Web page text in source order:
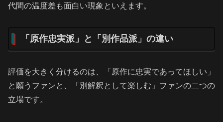
代間の温度差も面白い現象といえます。
「原作忠実派」と「別作品派」の違い
評価を大きく分けるのは、「原作に忠実であってほしい」
と願うファンと、「別解釈として楽しむ」ファンの二つの
立場です。